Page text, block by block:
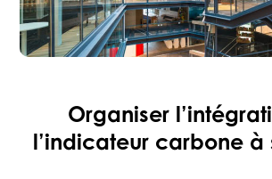
Organiser
l’indicateur carbone à